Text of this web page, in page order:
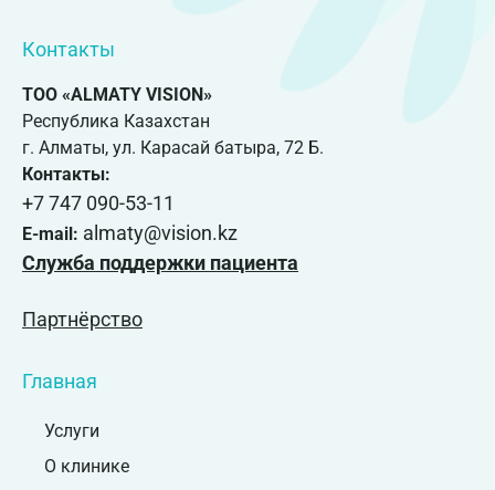
Контакты
ТОО «ALMATY VISION»
Республика Казахстан
г. Алматы, ул. Карасай батыра, 72 Б.
Контакты:
+7 747 090-53-11
E-mail: almaty@vision.kz
Служба поддержки пациента
Партнёрство
Главная
Услуги
О клинике